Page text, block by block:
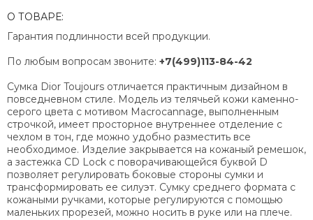
О ТОВАРЕ:
Гарантия подлинности всей продукции.
По любым вопросам звоните: +7(499)113-84-42
Сумка Dior Toujours отличается практичным дизайном в
повседневном стиле. Модель из телячьей кожи каменно-
серого цвета с мотивом Macrocannage, выполненным
строчкой, имеет просторное внутреннее отделение с
чехлом в тон, где можно удобно разместить все
необходимое. Изделие закрывается на кожаный ремешок,
а застежка CD Lock с поворачивающейся буквой D
позволяет регулировать боковые стороны сумки и
трансформировать ее силуэт. Сумку среднего формата с
кожаными ручками, которые регулируются с помощью
маленьких прорезей, можно носить в руке или на плече.